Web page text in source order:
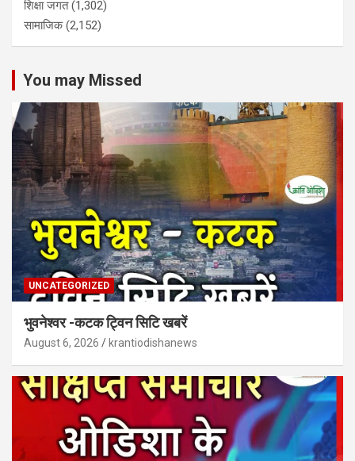
शिक्षा जगत(1,302)
सामाजिक(2,152)
You may Missed
UNCATEGORIZED
भुवनेश्वर -कटक ट्विन सिटि खबरें
August 6, 2026 krantiodishanews